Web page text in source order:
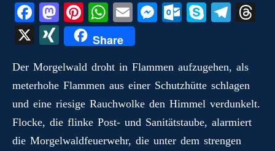
Fa
ce
bo
ok
M
as
to
do
n
Pi
nt
er
es
t
W
ha
ts
A
pp
E
m
ail
M
ng
er
O
ok
.c
o
m
S
Te
a
m
X
X
N
G
Share
Der Morgelwald droht in Flammen aufzugehen, als
meterhohe Flammen aus einer Schutzhütte schlagen
und eine riesige Rauchwolke den Himmel verdunkelt.
Flocke, die flinke Post- und Sanitätstaube, alarmiert
die Morgelwaldfeuerwehr, die unter dem strengen